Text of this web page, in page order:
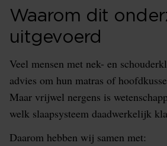
Waarom dit
uitgevoerd
Veel mensen met nek- en
advies om hun matras of
Maar vrijwel nergens is
welk slaapsysteem daadwerkelijk
Daarom hebben wij samen met: